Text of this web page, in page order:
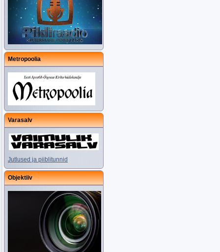
Metropoolia
Varasalv
Jutlused ja piiblitunnid
Objektiiv